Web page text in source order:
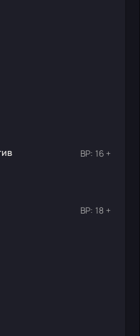
ВР: 16 +
ВР: 18 +